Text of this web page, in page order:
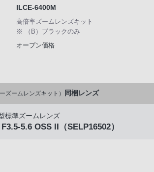
ILCE-6400M
高倍率ズームレンズキット
※ （B）ブラックのみ
オープン価格
ーズームレンズキット） 同梱レンズ
標準ズームレンズ
5.6 OSS II （SELP16502）